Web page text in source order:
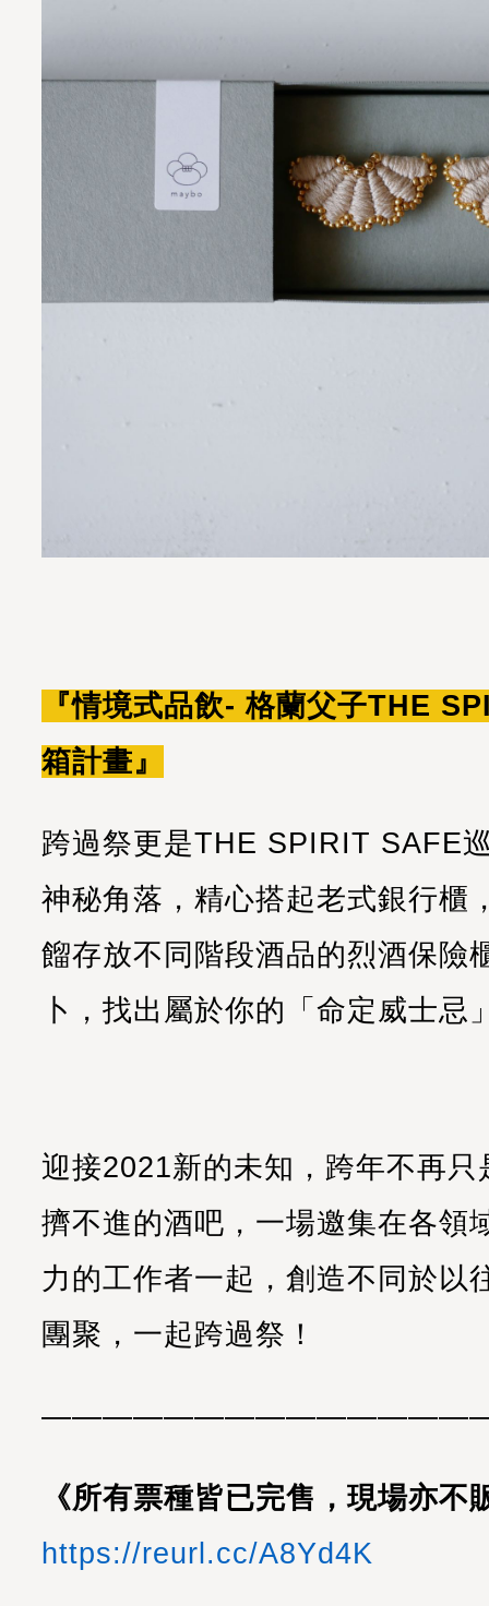
『情境式品飲- 格蘭父子THE
箱計畫』
跨過祭更是THE SPIRIT SAFE
神秘角落，精心搭起老式銀行櫃
餾存放不同階段酒品的烈酒保險
卜，找出屬於你的「命定威士忌
迎接2021新的未知，跨年不再
擠不進的酒吧，一場邀集在各領
力的工作者一起，創造不同於以
團聚，一起跨過祭！
《所有票種皆已完售，現場亦不
https://reurl.cc/A8Yd4K